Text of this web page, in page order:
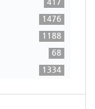
1476
1188
68
1334